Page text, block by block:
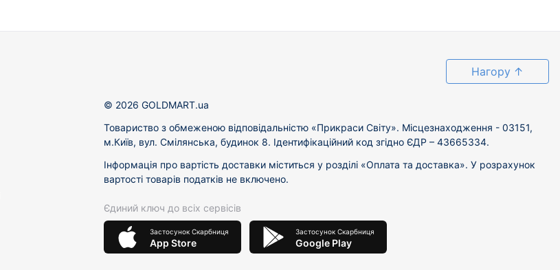
Нагору ↑
© 2026 GOLDMART.ua
Товариство з обмеженою відповідальністю «Прикраси Світу». Місцезнаходження - 03151,
м.Київ, вул. Смілянська, будинок 8. Ідентифікаційний код згідно ЄДР – 43665334.
Інформація про вартість доставки міститься у розділі «Оплата та доставка». У розрахунок
вартості товарів податків не включено.
Єдиний ключ до всіх сервісів
Застосунок Скарбниця
App Store
Застосунок Скарбниця
Google Play